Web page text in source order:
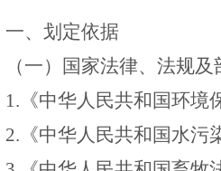
一、划定依据
（一）国家法律、法规
1.《中华人民共和国环境
2.《中华人民共和国水污